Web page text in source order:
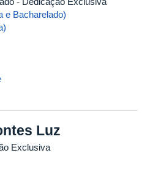
e Bacharelado)
Luz
Exclusiva